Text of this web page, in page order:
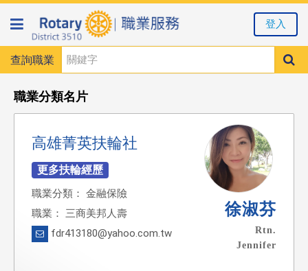
查詢職業
登入
職業分類名片
高雄菁英扶輪社
職業分類： 金融保險
職業： 三商美邦人壽
fdr413180@yahoo.com.tw
徐淑芬
Rtn.
Jennifer